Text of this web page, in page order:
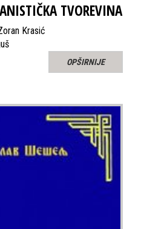
TVOREVINA
Krasić
OPŠIRNIJE